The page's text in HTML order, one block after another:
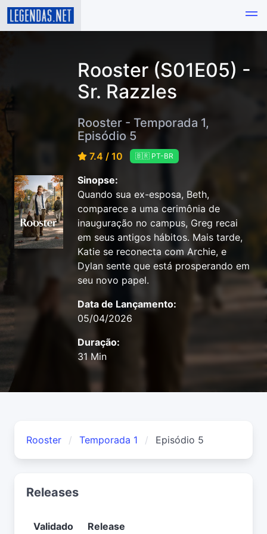
Rooster (S01E05) -
Sr. Razzles
Rooster - Temporada 1,
Episódio 5
7.4 / 10 🇧🇷 PT-BR
Sinopse:
Quando sua ex-esposa, Beth,
comparece a uma cerimônia de
inauguração no campus, Greg recai
em seus antigos hábitos. Mais tarde,
Katie se reconecta com Archie, e
Dylan sente que está prosperando em
seu novo papel.
Data de Lançamento:
05/04/2026
Duração:
31 Min
Rooster Temporada 1 Episódio 5
Releases
Validado Release